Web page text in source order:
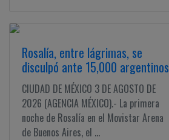
Rosalía, entre lágrimas, se
disculpó ante 15,000 argentinos
CIUDAD DE MÉXICO 3 DE AGOSTO DE
2026 (AGENCIA MÉXICO).- La primera
noche de Rosalía en el Movistar Arena
de Buenos Aires, el ...